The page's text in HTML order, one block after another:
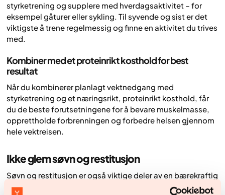
styrketrening og supplere med hverdagsaktivitet – for
eksempel gåturer eller sykling. Til syvende og sist er det
viktigste å trene regelmessig og finne en aktivitet du trives
med.
Kombiner med et proteinrikt kosthold for best
resultat
Når du kombinerer planlagt vektnedgang med
styrketrening og et næringsrikt, proteinrikt kosthold, får
du de beste forutsetningene for å bevare muskelmasse,
opprettholde forbrenningen og forbedre helsen gjennom
hele vektreisen.
Ikke glem søvn og restitusjon
Søvn og restitusjon er også viktige deler av en bærekraftig
vektnedgang. Når du sover for lite, påvirkes hormonene